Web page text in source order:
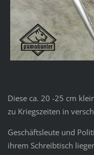
Diese ca. 20 -25 cm
zu Kriegszeiten in
Geschäftsleute und
ihrem Schreibtisch